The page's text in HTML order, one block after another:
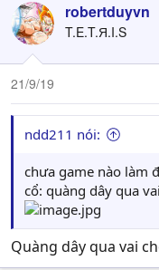
robertduyvn
T.E.T.Я.I.S
21/9/19
ndd211 nói:
chưa game nào làm
cổ: quàng dây qua
Quàng dây qua vai